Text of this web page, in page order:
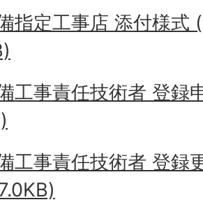
指定工事店 添付様式
工事責任技術者 登録
工事責任技術者 登録